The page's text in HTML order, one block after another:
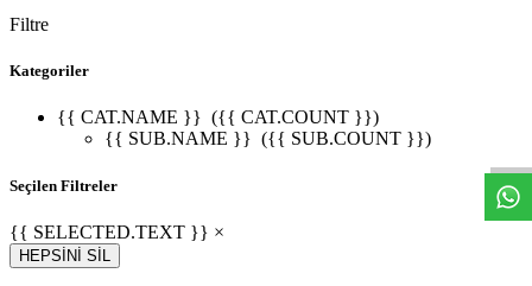
Filtre
Kategoriler
{{ CAT.NAME }} ({{ CAT.COUNT }})
{{ SUB.NAME }} ({{ SUB.COUNT }})
Seçilen Filtreler
{{ SELECTED.TEXT }} ×
HEPSİNİ SİL